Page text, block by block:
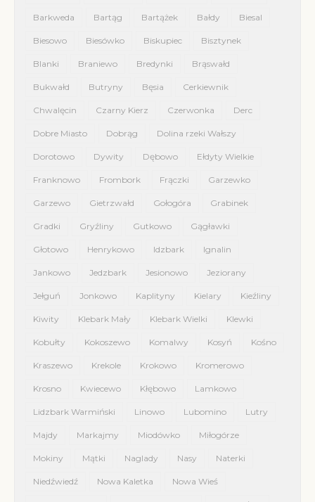
Barkweda Bartąg Bartążek Bałdy Biesal
Biesowo Biesówko Biskupiec Bisztynek
Blanki Braniewo Bredynki Brąswałd
Bukwałd Butryny Bęsia Cerkiewnik
Chwalęcin Czarny Kierz Czerwonka Derc
Dobre Miasto Dobrąg Dolina rzeki Wałszy
Dorotowo Dywity Dębowo Ełdyty Wielkie
Franknowo Frombork Frączki Garzewko
Garzewo Gietrzwałd Gołogóra Grabinek
Gradki Gryźliny Gutkowo Gągławki
Głotowo Henrykowo Idzbark Ignalin
Jankowo Jedzbark Jesionowo Jeziorany
Jełguń Jonkowo Kaplityny Kielary Kieźliny
Kiwity Klebark Mały Klebark Wielki Klewki
Kobułty Kokoszewo Komalwy Kosyń Kośno
Kraszewo Krekole Krokowo Kromerowo
Krosno Kwiecewo Kłębowo Lamkowo
Lidzbark Warmiński Linowo Lubomino Lutry
Majdy Markajmy Miodówko Miłogórze
Mokiny Mątki Naglady Nasy Naterki
Niedźwiedź Nowa Kaletka Nowa Wieś